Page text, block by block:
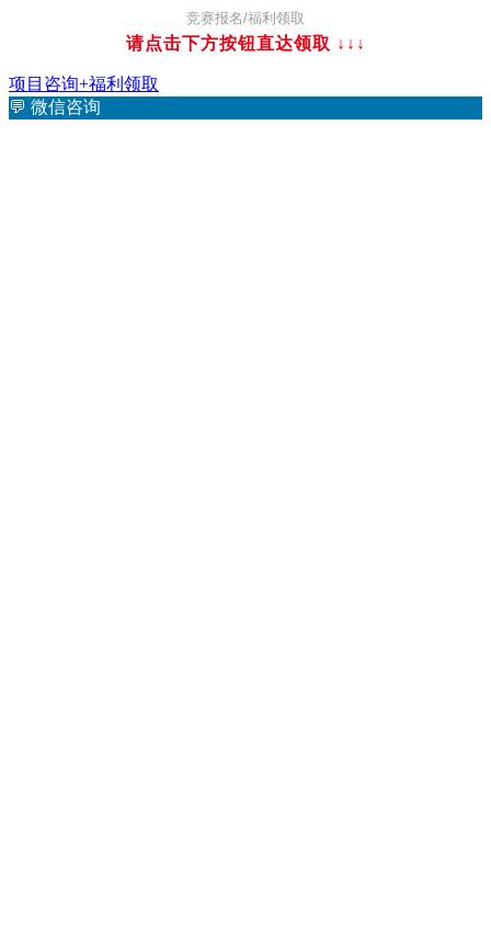
竞赛报名/福利领取
请点击下方按钮直达领取 ↓↓↓
项目咨询+福利领取
💬 微信咨询